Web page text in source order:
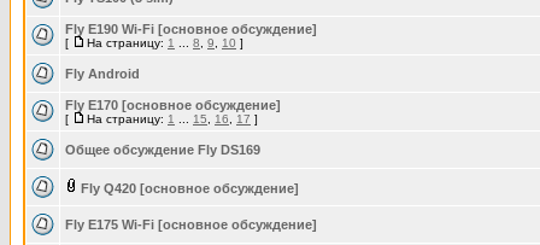
Fly E190 Wi-Fi [основное обсуждение]
[ На страницу: 1 8 9 10 ]
Fly Android
Fly E170 [основное обсуждение]
[ На страницу: 1 15 16 17 ]
Общее обсуждение Fly DS169
Fly Q420 [основное обсуждение]
Fly E175 Wi-Fi [основное обсуждение]